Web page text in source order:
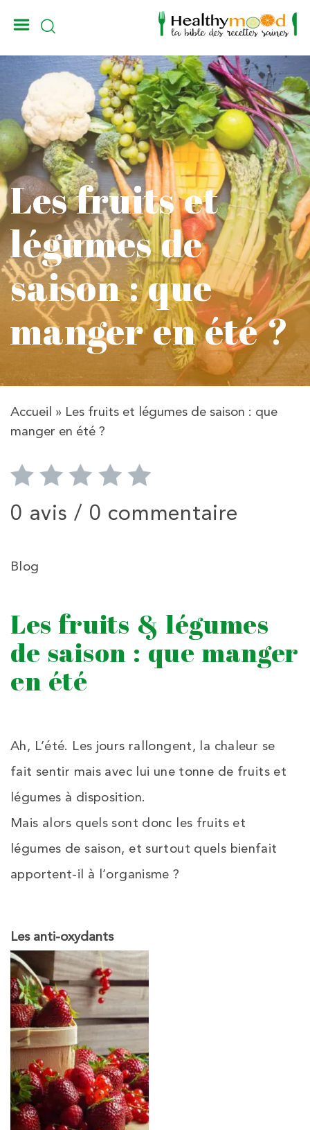
Les fruits et
légumes de
saison : que
manger en été ?
Accueil » Les fruits et légumes de saison : que
manger en été ?
0 avis / 0 commentaire
Blog
Les fruits & légumes
de saison : que manger
en été
Ah, L’été. Les jours rallongent, la chaleur se
fait sentir mais avec lui une tonne de fruits et
légumes à disposition.
Mais alors quels sont donc les fruits et
légumes de saison, et surtout quels bienfait
apportent-il à l’organisme ?
Les anti-oxydants